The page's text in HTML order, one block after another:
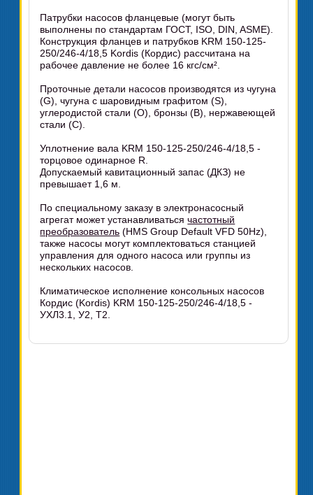
Патрубки насосов фланцевые (могут быть
выполнены по стандартам ГОСТ, ISO, DIN, ASME).
Конструкция фланцев и патрубков KRM 150-125-
250/246-4/18,5 Kordis (Кордис) рассчитана на
рабочее давление не более 16 кгс/см².
Проточные детали насосов производятся из чугуна
(G), чугуна с шаровидным графитом (S),
углеродистой стали (O), бронзы (B), нержавеющей
стали (C).
Уплотнение вала KRM 150-125-250/246-4/18,5 -
торцовое одинарное R.
Допускаемый кавитационный запас (ДКЗ) не
превышает 1,6 м.
По специальному заказу в электронасосный
агрегат может устанавливатьсячастотный
преобразователь (HMS Group Default VFD 50Hz),
также насосы могут комплектоваться станцией
управления для одного насоса или группы из
нескольких насосов.
Климатическое исполнение консольных насосов
Кордис (Kordis) KRM 150-125-250/246-4/18,5 -
УХЛ3.1, У2, Т2.